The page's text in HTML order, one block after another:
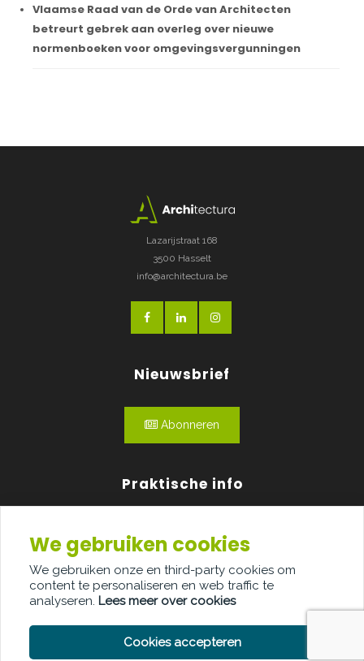
Vlaamse Raad van de Orde van Architecten
betreurt gebrek aan overleg over nieuwe
normenboeken voor omgevingsvergunningen
Lazarijstraat 168
3500 Hasselt
info@architectura.be
Nieuwsbrief
Abonneren
Praktische info
Over ons
Adverteren
Contact
We gebruiken cookies
We gebruiken onze en third-party cookies om
content te personaliseren en web traffic te
analyseren. Lees meer over cookies
Cookies accepteren